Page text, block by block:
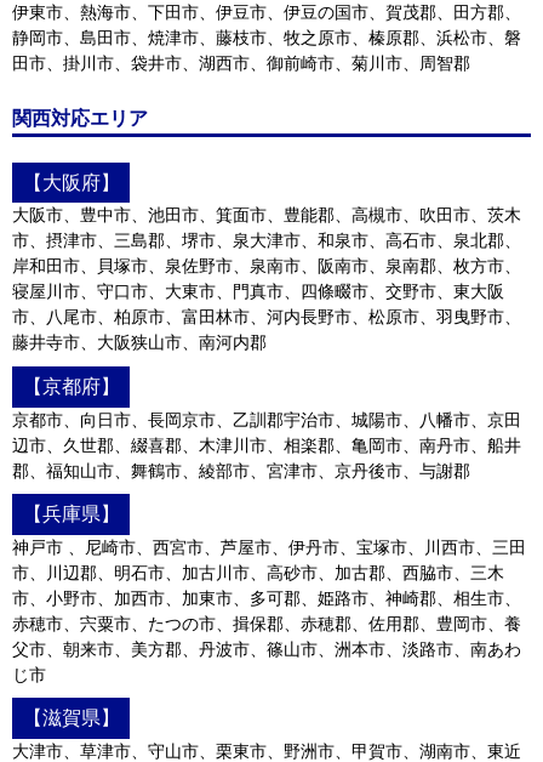
伊東市、熱海市、下田市、伊豆市、伊豆の国市、賀茂郡、田方郡、
静岡市、島田市、焼津市、藤枝市、牧之原市、榛原郡、浜松市、磐
田市、掛川市、袋井市、湖西市、御前崎市、菊川市、周智郡
関西対応エリア
【大阪府】
大阪市、豊中市、池田市、箕面市、豊能郡、高槻市、吹田市、茨木
市、摂津市、三島郡、堺市、泉大津市、和泉市、高石市、泉北郡、
岸和田市、貝塚市、泉佐野市、泉南市、阪南市、泉南郡、枚方市、
寝屋川市、守口市、大東市、門真市、四條畷市、交野市、東大阪
市、八尾市、柏原市、富田林市、河内長野市、松原市、羽曳野市、
藤井寺市、大阪狭山市、南河内郡
【京都府】
京都市、向日市、長岡京市、乙訓郡宇治市、城陽市、八幡市、京田
辺市、久世郡、綴喜郡、木津川市、相楽郡、亀岡市、南丹市、船井
郡、福知山市、舞鶴市、綾部市、宮津市、京丹後市、与謝郡
【兵庫県】
神戸市 、尼崎市、西宮市、芦屋市、伊丹市、宝塚市、川西市、三田
市、川辺郡、明石市、加古川市、高砂市、加古郡、西脇市、三木
市、小野市、加西市、加東市、多可郡、姫路市、神崎郡、相生市、
赤穂市、宍粟市、たつの市、揖保郡、赤穂郡、佐用郡、豊岡市、養
父市、朝来市、美方郡、丹波市、篠山市、洲本市、淡路市、南あわ
じ市
【滋賀県】
大津市、草津市、守山市、栗東市、野洲市、甲賀市、湖南市、東近